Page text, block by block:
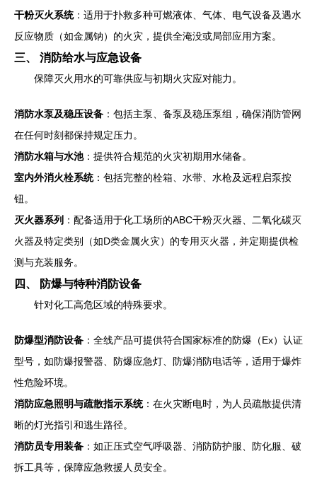
干粉灭火系统：适用于扑救多种可燃液体、气体、电气设备及遇水
反应物质（如金属钠）的火灾，提供全淹没或局部应用方案。
三、 消防给水与应急设备
保障灭火用水的可靠供应与初期火灾应对能力。
消防水泵及稳压设备 ：包括主泵、备泵及稳压泵组，确保消防管网
在任何时刻都保持规定压力。
消防水箱与水池：提供符合规范的火灾初期用水储备。
室内外消火栓系统：包括完整的栓箱、水带、水枪及远程启泵按
钮。
灭火器系列 ：配备适用于化工场所的ABC干粉灭火器、二氧化碳灭
火器及特定类别（如D类金属火灾）的专用灭火器，并定期提供检
测与充装服务。
四、 防爆与特种消防设备
针对化工高危区域的特殊要求。
防爆型消防设备 ：全线产品可提供符合国家标准的防爆（Ex）认证
型号，如防爆报警器、防爆应急灯、防爆消防电话等，适用于爆炸
性危险环境。
消防应急照明与疏散指示系统：在火灾断电时，为人员疏散提供清
晰的灯光指引和逃生路径。
消防员专用装备 ：如正压式空气呼吸器、消防防护服、防化服、破
拆工具等，保障应急救援人员安全。